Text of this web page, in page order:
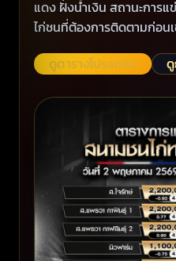
แดง ฝั่งน้ำเงิน สถานะการ
ไก่ชนที่ต้องการติดตามก่อน
ดูตารางโปรแกรม